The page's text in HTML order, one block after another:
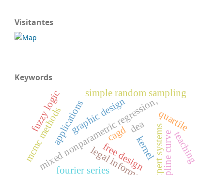
Visitantes
Keywords
fourier series
kernel
mixed nonparametric regression,xpert systemsa-spline curve
free design
graphic design
cagd
mcmc methodsapplications
teaching
fuzzy logic simple random sampling
quartile
dea